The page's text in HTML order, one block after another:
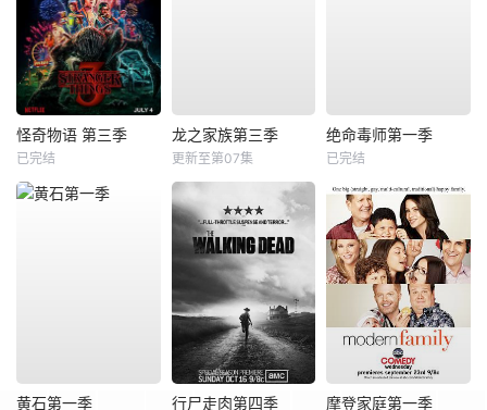
怪奇物语 第三季
已完结
龙之家族第三季
更新至第07集
绝命毒师第一季
已完结
黄石第一季 行尸走肉第四季 摩登家庭第一季